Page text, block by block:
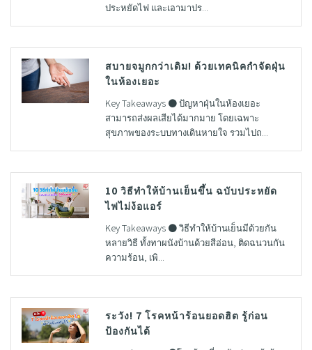
ประหยัดไฟ และเอามาปร...
สบายจมูกกว่าเดิม! ด้วยเทคนิคกำจัดฝุ่น
ในห้องเยอะ
Key Takeaways ● ปัญหาฝุ่นในห้องเยอะ
สามารถส่งผลเสียได้มากมาย โดยเฉพาะ
สุขภาพของระบบทางเดินหายใจ รวมไปถ...
10 วิธีทำให้บ้านเย็นขึ้น ฉบับประหยัด
ไฟไม่ง้อแอร์
Key Takeaways ● วิธีทำให้บ้านเย็นมีด้วยกัน
หลายวิธี ทั้งทาผนังบ้านด้วยสีอ่อน, ติดฉนวนกัน
ความร้อน, เพิ...
ระวัง! 7 โรคหน้าร้อนยอดฮิต รู้ก่อน
ป้องกันได้